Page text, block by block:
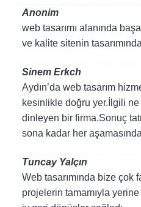
Anonim
web tasarımı alanında
ve kalite sitenin
Sinem Erkch
Aydın’da web tasarım
kesinlikle doğru yer.İlgili
dinleyen bir firma.Sonuç
sona kadar her
Tuncay Yalçın
Web tasarımında bize çok
projelerin tamamıyla